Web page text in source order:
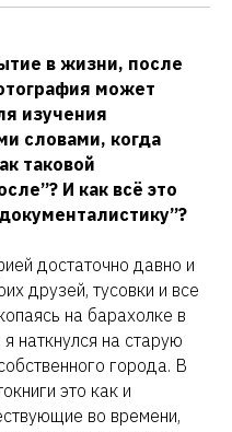
в жизни, после
может
изучения
словами, когда
таковой
И как всё это
достаточно давно и
друзей, тусовки и все
на барахолке в
наткнулся на старую
города. В
это как и
во времени,